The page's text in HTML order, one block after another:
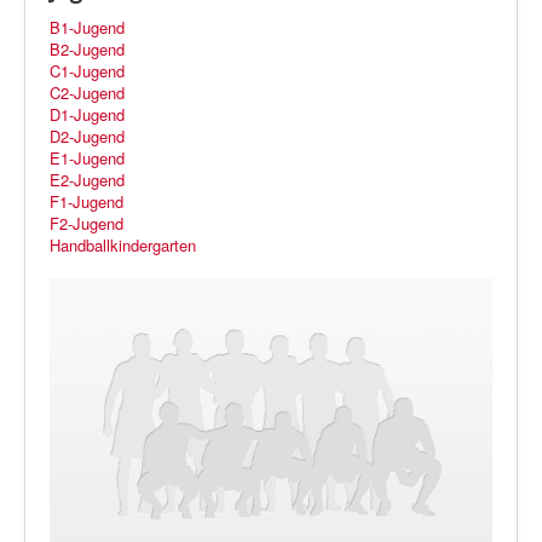
B1-Jugend
B2-Jugend
C1-Jugend
C2-Jugend
D1-Jugend
D2-Jugend
E1-Jugend
E2-Jugend
F1-Jugend
F2-Jugend
Handballkindergarten